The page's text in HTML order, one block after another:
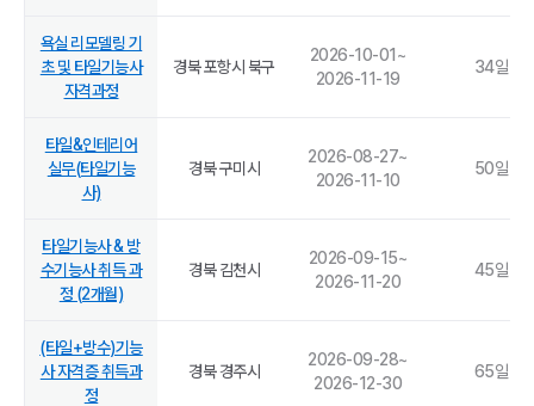
욕실 리모델링 기
초 및 타일기능사
자격과정
경북 포항시 북구
2026-10-01 ~
2026-11-19
34일
타일&인테리어
실무(타일기능
사)
경북 구미시
2026-08-27~
2026-11-10
50일
타일기능사 & 방
수기능사 취득 과
정 (2개월)
경북 김천시
2026-09-15~
2026-11-20
45일
(타일+방수)기능
사 자격증 취득과
정
경북 경주시
2026-09-28~
2026-12-30
65일